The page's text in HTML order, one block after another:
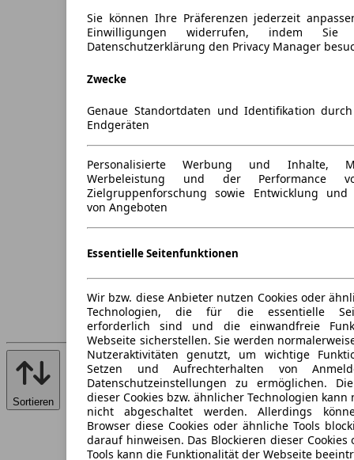
Sortieren
Sie können Ihre Präferenzen jederzeit
Einwilligungen widerrufen, indem
Datenschutzerklärung den Privacy Manager
Zwecke
Genaue Standortdaten und Identifikation
Endgeräten
Personalisierte Werbung und Inhalte,
Werbeleistung und der Performance
Zielgruppenforschung sowie Entwicklung und
von Angeboten
Essentielle Seitenfunktionen
Wir bzw. diese Anbieter nutzen Cookies oder
Technologien, die für die essentielle
erforderlich sind und die einwandfreie
Webseite sicherstellen. Sie werden
Nutzeraktivitäten genutzt, um wichtige
Setzen und Aufrechterhalten von
Datenschutzeinstellungen zu ermöglichen.
dieser Cookies bzw. ähnlicher Technologien kann
nicht abgeschaltet werden. Allerdings
Browser diese Cookies oder ähnliche Tools
darauf hinweisen. Das Blockieren dieser
Tools kann die Funktionalität der Webseite